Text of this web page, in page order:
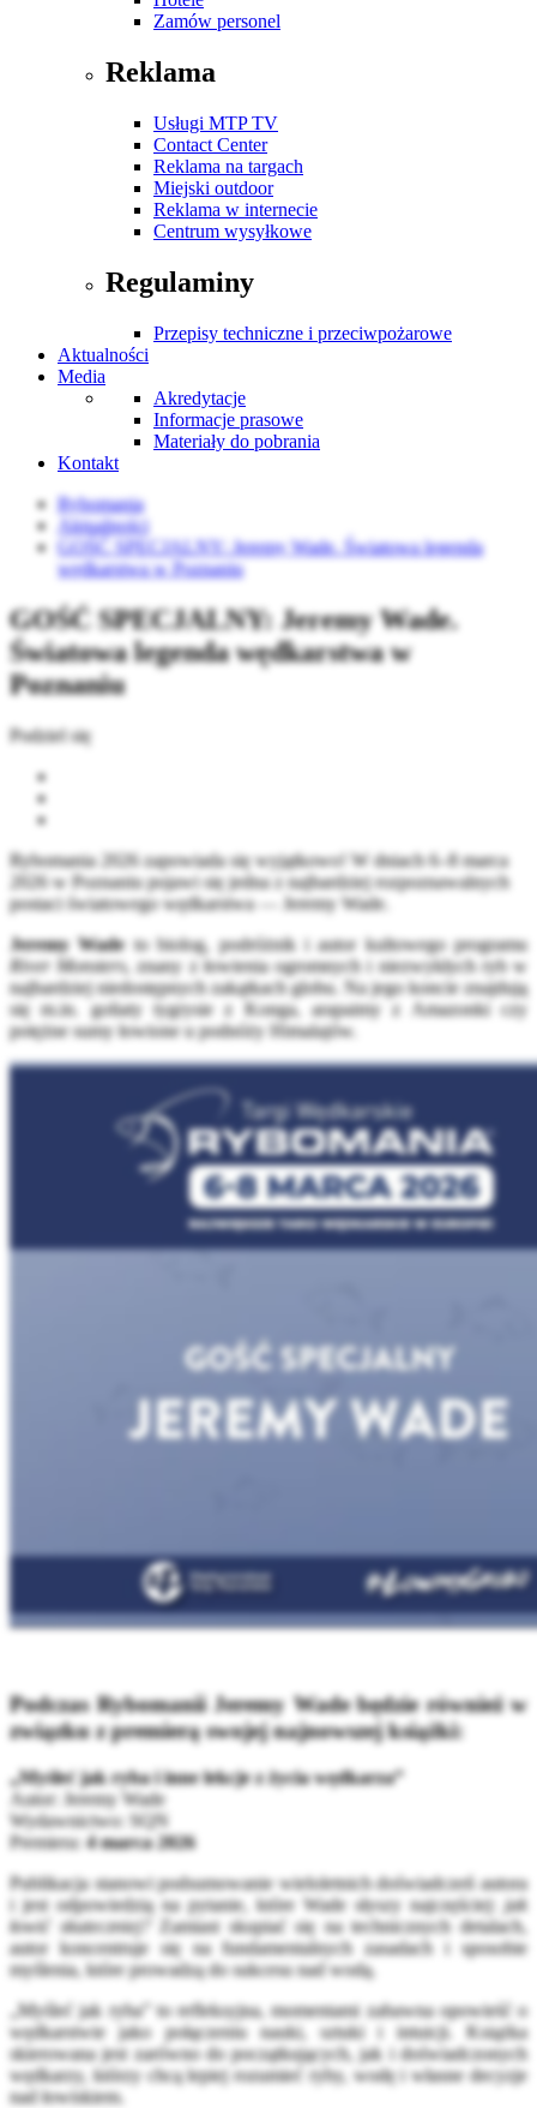
Zamów personel
Reklama
Usługi MTP TV
Contact Center
Reklama na targach
Miejski outdoor
Reklama w internecie
Centrum wysyłkowe
Regulaminy
Przepisy techniczne i przeciwpożarowe
Aktualności
Media
Akredytacje
Informacje prasowe
Materiały do pobrania
Kontakt
Rybomania
Aktualności
GOŚĆ SPECJALNY: Jeremy Wade. Światowa legenda
wędkarstwa w Poznaniu
GOŚĆ SPECJALNY: Jeremy Wade.
Światowa legenda wędkarstwa w
Poznaniu
Podziel się
Rybomania 2026 zapowiada się wyjątkowo! W dniach 6–8 marca
2026 w Poznaniu pojawi się jedna z najbardziej rozpoznawalnych
postaci światowego wędkarstwa — Jeremy Wade.
Jeremy Wadeto biolog, podróżnik i autor kultowego programu
River Monsters, znany z łowienia ogromnych i niezwykłych ryb w
najbardziej niedostępnych zakątkach globu. Na jego koncie znajdują
się m.in. goliaty tygrysie z Konga, arapaimy z Amazonki czy
potężne sumy łowione u podnóży Himalajów.
Podczas Rybomanii Jeremy Wade będzie również w
związku z premierą swojej najnowszej książki:
„Myśleć jak ryba i inne lekcje z życia wędkarza”
Autor: Jeremy Wade
Wydawnictwo: SQN
Premiera:4 marca 2026
Publikacja stanowi podsumowanie wieloletnich doświadczeń autora
i jest odpowiedzią na pytanie, które Wade słyszy najczęściej:jak
łowić skuteczniej?
Zamiast skupiać się na technicznych detalach,
autor koncentruje się na fundamentalnych zasadach i sposobie
myślenia, które prowadzą do sukcesu nad wodą.
„Myśleć jak ryba” to refleksyjna, momentami zabawna opowieść o
wędkarstwie jako połączeniu nauki, sztuki i intuicji. Książka
skierowana jest zarówno do początkujących, jak i doświadczonych
wędkarzy, którzy chcą lepiej rozumieć ryby, wodę i własne decyzje
nad łowiskiem.